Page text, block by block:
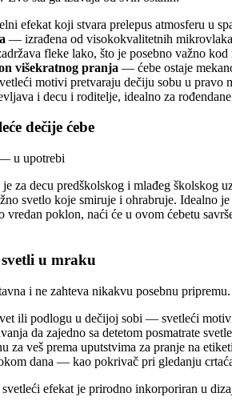
efekat koji stvara prelepus atmosferu u
— izrađena od visokokvalitetnih
fleke lako, što je posebno važno
višekratnog pranja — ćebe ostaje
motivi pretvaraju dečiju sobu u pravo
i decu i roditelje, idealno za
dečije ćebe
za decu predškolskog i mlađeg školskog
svetlo koje smiruje i ohrabruje. Idealno
poklon, naći će u ovom ćebetu
u mraku
i ne zahteva nikakvu posebnu
ili podlogu u dečijoj sobi — svetleći
da zajedno sa detetom posmatrate
za veš prema uputstvima za pranje na
dana — kao pokrivač pri gledanju
efekat je prirodno inkorporiran u